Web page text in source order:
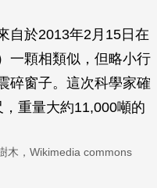
自於2013年2月15日在
一顆相類似，但略小行
碎窗子。這次科學家確
重量大約11,000噸的
木，Wikimedia commons